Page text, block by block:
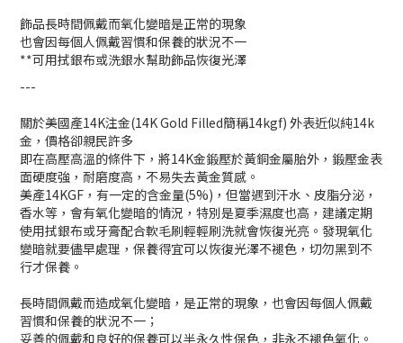
飾品長時間佩戴而氧化變暗是正常的現象
也會因每個人佩戴習慣和保養的狀況不一
**可用拭銀布或洗銀水幫助飾品恢復光澤
---
關於美國產14K注金(14K Gold Filled簡稱14kgf) 外表近似純14k
金，價格卻親民許多
即在高壓高溫的條件下，將14K金鍛壓於黃銅金屬胎外，鍛壓金表
面硬度強，耐磨度高，不易失去黃金質感。
美產14KGF，有一定的含金量(5%)，但當遇到汗水、皮脂分泌，
香水等，會有氧化變暗的情況，特別是夏季濕度也高，建議定期
使用拭銀布或牙膏配合軟毛刷輕輕刷洗就會恢復光亮。發現氧化
變暗就要儘早處理，保養得宜可以恢復光澤不褪色，切勿黑到不
行才保養。
長時間佩戴而造成氧化變暗，是正常的現象，也會因每個人佩戴
習慣和保養的狀況不一；
妥善的佩戴和良好的保養可以半永久性保色，非永不褪色氧化。